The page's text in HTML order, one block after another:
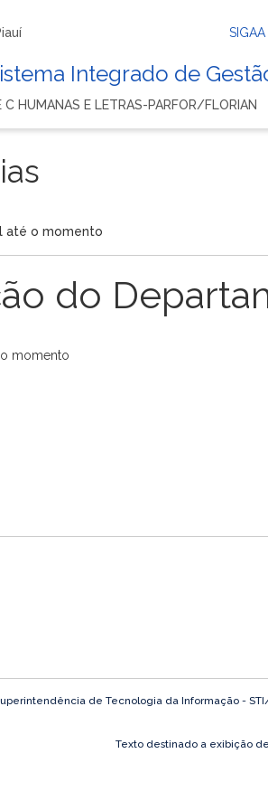
SIGAA
Integrado de
C HUMANAS E LETRAS-PARFOR/FLORIAN
até o momento
do
momento
de Tecnologia da Informação -
Texto destinado a exibição